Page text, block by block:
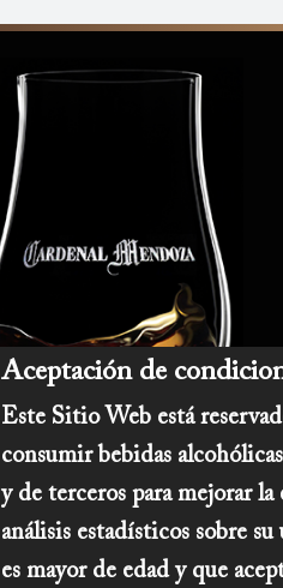
Aceptación de
Este Sitio Web está
consumir bebidas
y de terceros para mejorar
análisis estadísticos sobre
es mayor de edad y que